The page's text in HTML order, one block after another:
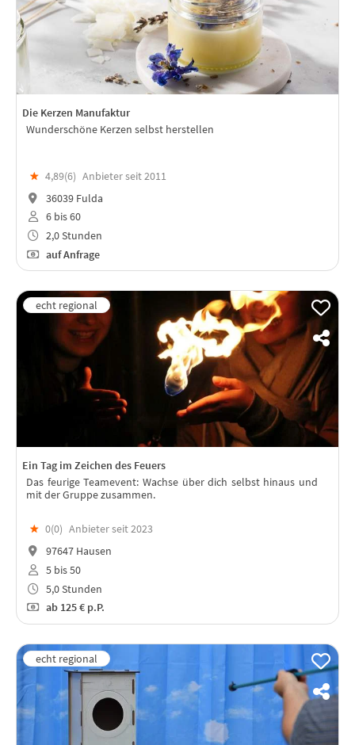
Die Kerzen Manufaktur
Wunderschöne Kerzen selbst herstellen
★ 4,89(6) Anbieter seit 2011
36039 Fulda
6 bis 60
2,0 Stunden
auf Anfrage
Ein Tag im Zeichen des Feuers
Das feurige Teamevent: Wachse über dich selbst hinaus und
mit der Gruppe zusammen.
★ 0(0) Anbieter seit 2023
97647 Hausen
5 bis 50
5,0 Stunden
ab125 € p.P.